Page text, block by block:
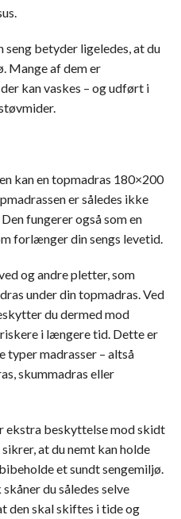
seng betyder ligeledes, at du
Mange af dem er
kan vaskes – og udført i
kan en topmadras 180×200
er således ikke
fungerer også som en
forlænger din sengs levetid.
og andre pletter, som
under din topmadras. Ved
du dermed mod
i længere tid. Dette er
madrasser – altså
skummadras eller
beskyttelse mod skidt
at du nemt kan holde
et sundt sengemiljø.
du således selve
den skal skiftes i tide og